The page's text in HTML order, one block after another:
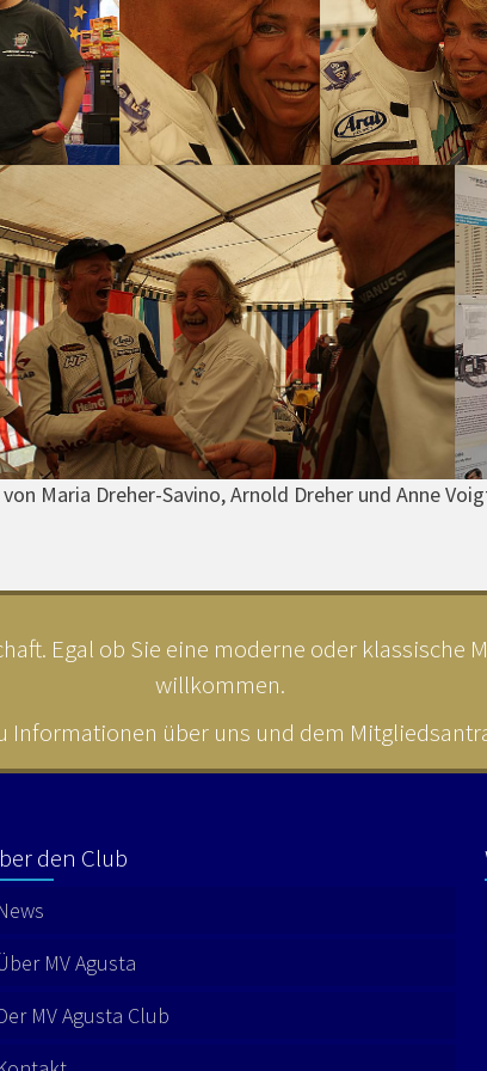
Maria Dreher-Savino, Arnold Dreher und Anne
Egal ob Sie eine moderne oder klassische
willkommen.
Informationen über uns und dem
den Club
MV Agusta
MV Agusta Club